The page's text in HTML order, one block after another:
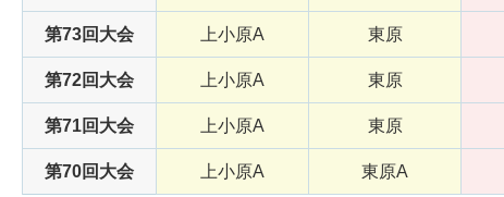
第73回大会 上小原A 東原
第72回大会 上小原A 東原
第71回大会 上小原A 東原
第70回大会 上小原A 東原A